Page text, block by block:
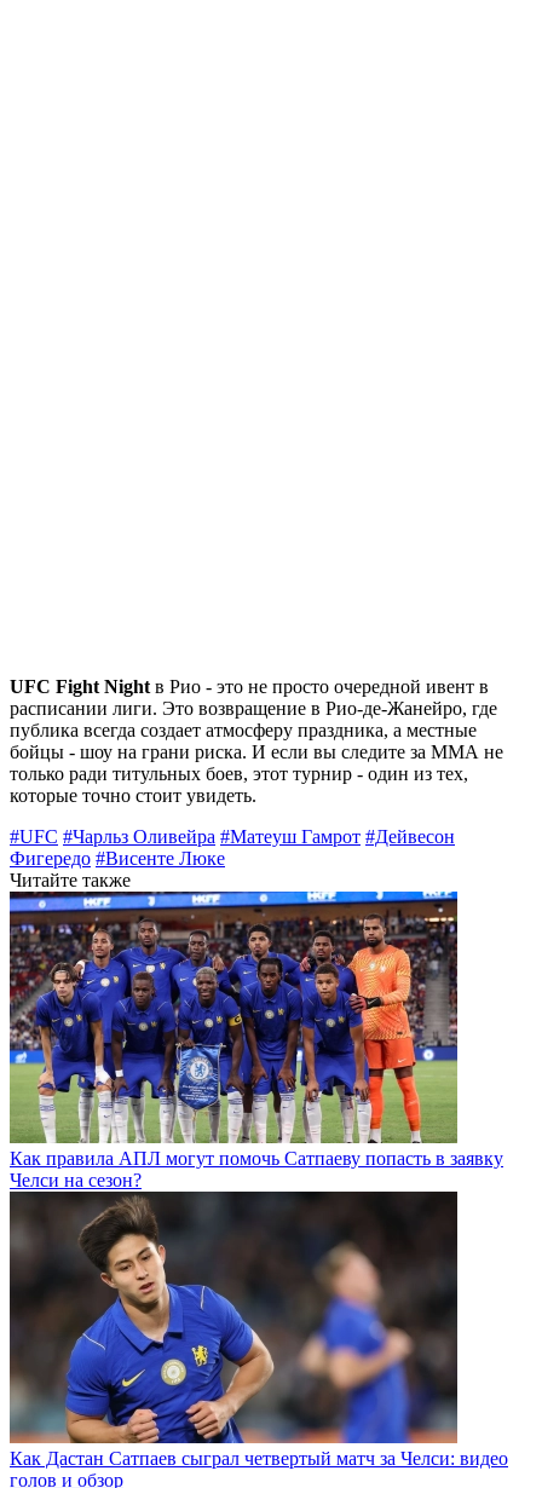
UFC Fight Nightв Рио - это не просто очередной ивент в
расписании лиги. Это возвращение в Рио-де-Жанейро, где
публика всегда создает атмосферу праздника, а местные
бойцы - шоу на грани риска. И если вы следите за ММА не
только ради титульных боев, этот турнир - один из тех,
которые точно стоит увидеть.
#UFC #Чарльз Оливейра #Матеуш Гамрот #Дейвесон
Фигередо #Висенте Люке
Читайте также
Как правила АПЛ могут помочь Сатпаеву попасть в заявку
Челси на сезон?
Как Дастан Сатпаев сыграл четвертый матч за Челси: видео
голов и обзор